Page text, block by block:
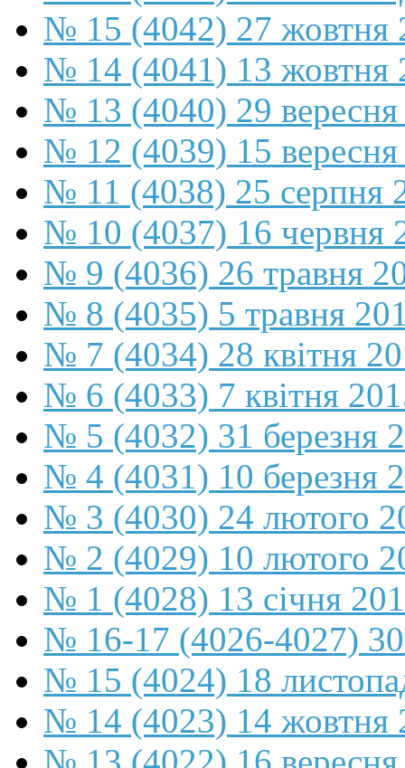
№ 15 (4042) 27 жовтня
№ 14 (4041) 13 жовтня
№ 13 (4040) 29
№ 12 (4039) 15
№ 11 (4038) 25 серпня
№ 10 (4037) 16 червня
№ 9 (4036) 26 травня
№ 8 (4035) 5 травня
№ 7 (4034) 28 квітня
№ 6 (4033) 7 квітня
№ 5 (4032) 31 березня
№ 4 (4031) 10 березня
№ 3 (4030) 24 лютого
№ 2 (4029) 10 лютого
№ 1 (4028) 13 січня
№ 16-17 (4026-4027) 30
№ 15 (4024) 18
№ 14 (4023) 14 жовтня